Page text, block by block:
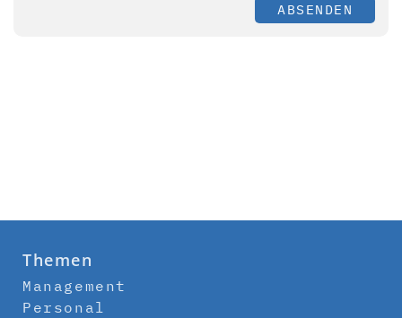
ABSENDEN
Themen
Management
Personal